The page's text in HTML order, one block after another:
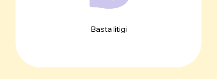
Basta litigi